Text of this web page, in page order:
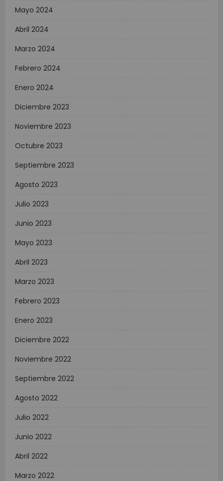
Mayo 2024
Abril 2024
Marzo 2024
Febrero 2024
Enero 2024
Diciembre 2023
Noviembre 2023
Octubre 2023
Septiembre 2023
Agosto 2023
Julio 2023
Junio 2023
Mayo 2023
Abril 2023
Marzo 2023
Febrero 2023
Enero 2023
Diciembre 2022
Noviembre 2022
Septiembre 2022
Agosto 2022
Julio 2022
Junio 2022
Abril 2022
Marzo 2022